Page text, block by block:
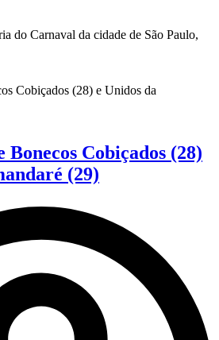
do Carnaval da cidade de São Paulo,
Bonecos Cobiçados (28)
(29)